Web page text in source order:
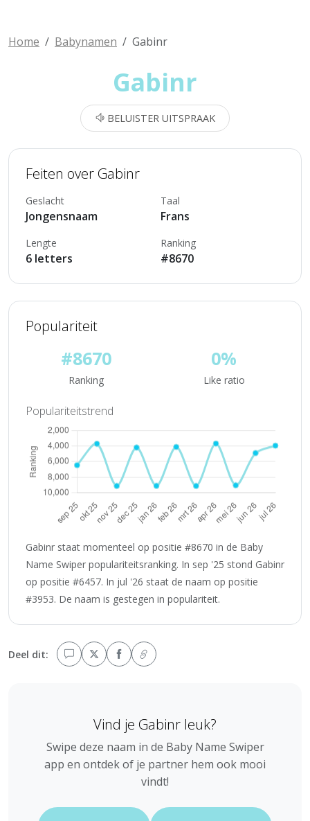
Home Babynamen Gabinr
Gabinr
BELUISTER UITSPRAAK
Feiten over Gabinr
Geslacht
Jongensnaam
Taal
Frans
Lengte
6 letters
Ranking
#8670
Populariteit
#8670
Ranking
0%
Like ratio
Populariteitstrend
Gabinr staat momenteel op positie #8670 in de Baby
Name Swiper populariteitsranking. In sep '25 stond Gabinr
op positie #6457. In jul '26 staat de naam op positie
#3953. De naam is gestegen in populariteit.
Deel dit:
Vind je Gabinr leuk?
Swipe deze naam in de Baby Name Swiper
app en ontdek of je partner hem ook mooi
vindt!